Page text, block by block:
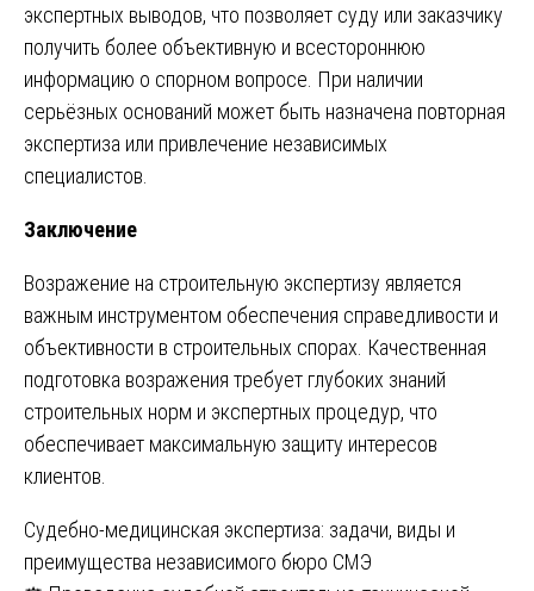
экспертных выводов, что позволяет суду или заказчику
получить более объективную и всестороннюю
информацию о спорном вопросе. При наличии
серьёзных оснований может быть назначена повторная
экспертиза или привлечение независимых
специалистов.
Заключение
Возражение на строительную экспертизу является
важным инструментом обеспечения справедливости и
объективности в строительных спорах. Качественная
подготовка возражения требует глубоких знаний
строительных норм и экспертных процедур, что
обеспечивает максимальную защиту интересов
клиентов.
Навигация
Судебно-медицинская экспертиза: задачи, виды и
преимущества независимого бюро СМЭ